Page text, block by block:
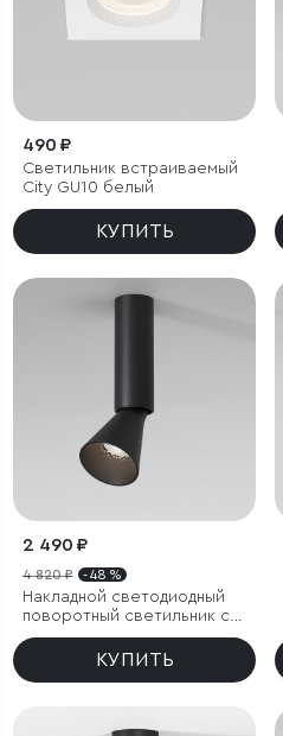
490 ₽
Светильник встраиваемый
City GU10 белый
КУПИТЬ
2 490 ₽
4 820 ₽ - 48 %
Накладной светодиодный
поворотный светильник с
антибликовой решеткой
Piks 7W 4000К черный
КУПИТЬ